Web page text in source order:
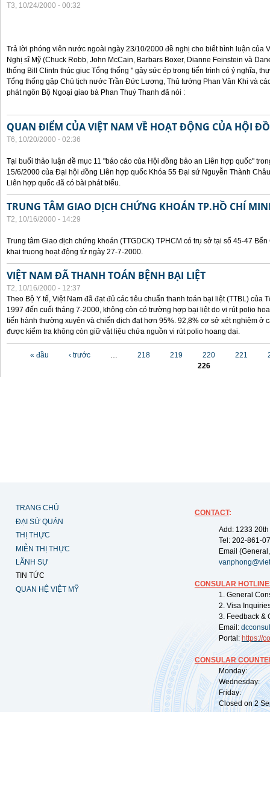
T3, 10/24/2000 - 00:32
Trả lời phóng viên nước ngoài ngày 23/10/2000 đề nghị cho biết bình luận của
Nghị sĩ Mỹ (Chuck Robb, John McCain, Barbars Boxer, Dianne Feinstein và
thống Bill Clintn thúc giục Tổng thống " gây sức ép trong tiến trình có ý nghĩa,
Tổng thống gặp Chủ tịch nước Trần Đức Lương, Thủ tướng Phan Văn Khi và
phát ngôn Bộ Ngoại giao bà Phan Thuý Thanh đã nói :
QUAN ĐIỂM CỦA VIỆT NAM VỀ HOẠT ĐỘNG CỦA HỘI
T6, 10/20/2000 - 02:36
Tại buổi thảo luận đề mục 11 "báo cáo của Hội đồng bảo an Liên hợp quốc"
15/6/2000 của Đại hội đồng Liên hợp quốc Khóa 55 Đại sứ Nguyễn Thành
Liên hợp quốc đã có bài phát biểu.
TRUNG TÂM GIAO DỊCH CHỨNG KHOÁN TP.HỒ CHÍ
T2, 10/16/2000 - 14:29
Trung tâm Giao dịch chứng khoán (TTGDCK) TPHCM có trụ sở tại số 45-47
khai truong hoạt động từ ngày 27-7-2000.
VIỆT NAM ĐÃ THANH TOÁN BỆNH BẠI LIỆT
T2, 10/16/2000 - 12:37
Theo Bộ Y tế, Việt Nam đã đạt đủ các tiêu chuẩn thanh toán bại liệt (TTBL) của
1997 đến cuối tháng 7-2000, không còn có trường hợp bại liệt do vi rút polio
tiến hành thường xuyên và chiến dịch đạt hơn 95%. 92,8% cơ sở xét nghiệm ở
được kiểm tra không còn giữ vật liệu chứa nguồn vi rút polio hoang dại.
« đầu ‹ trước … 218 219 220 221
226
TRANG CHỦ
ĐẠI SỨ QUÁN
THỊ THỰC
MIỄN THỊ THỰC
LÃNH SỰ
TIN TỨC
QUAN HỆ VIỆT MỸ
CONTACT:
Add: 1233
Tel: 202-861-
Email
CONSULAR
1. General
2. Visa
3. Feedback &
Email:
Portal: https://
CONSULAR
Monday:
Wednesday:
Friday:
Closed on 2